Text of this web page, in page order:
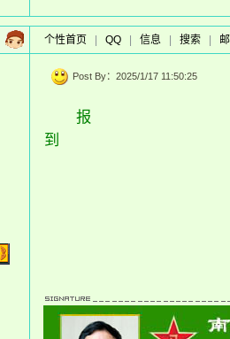
个性首页 QQ 信息 搜索
Post By：2025/1/17 11:50:25
报
到